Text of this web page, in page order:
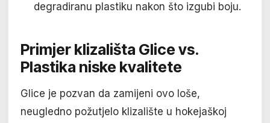
degradiranu plastiku nakon što izgubi boju.
Primjer klizališta Glice vs.
Plastika niske kvalitete
Glice je pozvan da zamijeni ovo loše,
neugledno požutjelo klizalište u hokejaškoj